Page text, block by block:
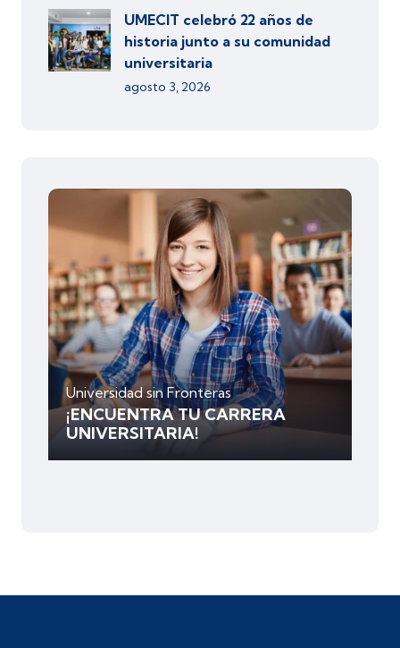
UMECIT celebró 22 años de
historia junto a su comunidad
universitaria
agosto 3, 2026
Universidad sin Fronteras
¡ENCUENTRA TU CARRERA
UNIVERSITARIA!